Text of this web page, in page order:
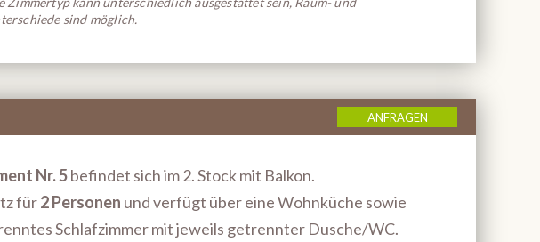
sind möglich.
ANFRAGEN
Nr. 5befindet sich im 2. Stock mit Balkon.
für2 Personen und verfügt über eine Wohnküche sowie
Schlafzimmer mit jeweils getrennter Dusche/WC.